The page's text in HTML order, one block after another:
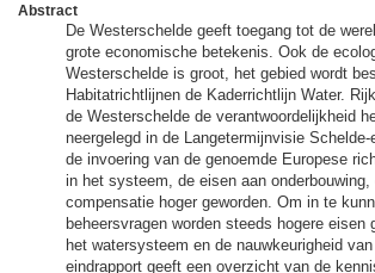
Abstract
De Westerschelde geeft toegang tot de
grote economische betekenis. Ook de
Westerschelde is groot, het gebied wordt
Habitatrichtlijnen de Kaderrichtlijn Water.
de Westerschelde de verantwoordelijkheid
neergelegd in de Langetermijnvisie
de invoering van de genoemde Europese
in het systeem, de eisen aan
compensatie hoger geworden. Om in te
beheersvragen worden steeds hogere
het watersysteem en de nauwkeurigheid
eindrapport geeft een overzicht van de